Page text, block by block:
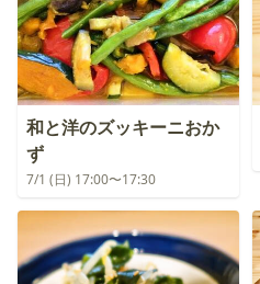
和と洋のズッキーニおか
ず
7/1 (日) 17:00〜17:30